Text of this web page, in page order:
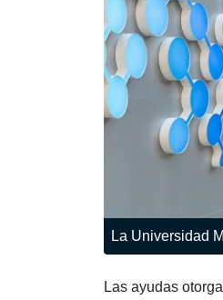
La Universidad
Las ayudas